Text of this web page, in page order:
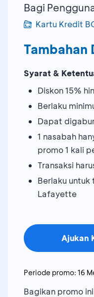
Bagi
Kartu Kredit
Tambahan
Syarat &
Diskon 15%
Berlaku
Dapat
1 nasabah
promo 1 kali
Transaksi
Berlaku untuk
Lafayette
Ajukan
Periode promo: 16
Bagikan promo ini